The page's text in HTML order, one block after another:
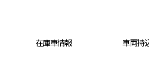
在庫車情報 車両持